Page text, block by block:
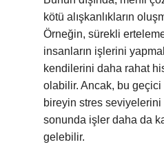
kötü alışkanlıkların
Örneğin, sürekli erteleme
insanların işlerini
kendilerini daha rahat
olabilir. Ancak, bu geçici
bireyin stres seviyelerini
sonunda işler daha da
gelebilir.